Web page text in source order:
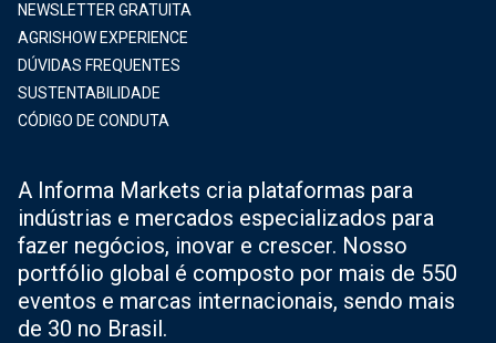
NEWSLETTER GRATUITA
AGRISHOW EXPERIENCE
DÚVIDAS FREQUENTES
SUSTENTABILIDADE
CÓDIGO DE CONDUTA
A Informa Markets cria plataformas para
indústrias e mercados especializados para
fazer negócios, inovar e crescer. Nosso
portfólio global é composto por mais de 550
eventos e marcas internacionais, sendo mais
de 30 no Brasil.